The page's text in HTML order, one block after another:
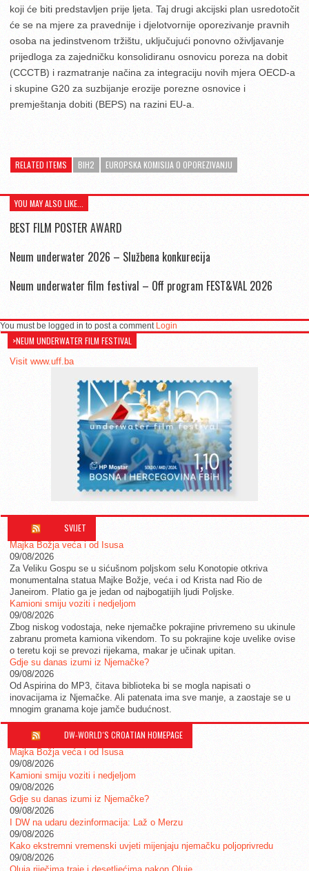
koji će biti predstavljen prije ljeta. Taj drugi akcijski plan usredotočit
će se na mjere za pravednije i djelotvornije oporezivanje pravnih
osoba na jedinstvenom tržištu, uključujući ponovno oživljavanje
prijedloga za zajedničku konsolidiranu osnovicu poreza na dobit
(CCCTB) i razmatranje načina za integraciju novih mjera OECD-a
i skupine G20 za suzbijanje erozije porezne osnovice i
premještanja dobiti (BEPS) na razini EU-a.
RELATED ITEMS BIH2 EUROPSKA KOMISIJA O OPOREZIVANJU
YOU MAY ALSO LIKE...
BEST FILM POSTER AWARD
Neum underwater 2026 – Službena konkurecija
Neum underwater film festival – Off program FEST&VAL 2026
You must be logged in to post a comment Login
>NEUM UNDERWATER FILM FESTIVAL
Visit www.uff.ba
SVIJET
Majka Božja veća i od Isusa
09/08/2026
Za Veliku Gospu se u sićušnom poljskom selu Konotopie otkriva
monumentalna statua Majke Božje, veća i od Krista nad Rio de
Janeirom. Platio ga je jedan od najbogatijih ljudi Poljske.
Kamioni smiju voziti i nedjeljom
09/08/2026
Zbog niskog vodostaja, neke njemačke pokrajine privremeno su ukinule
zabranu prometa kamiona vikendom. To su pokrajine koje uvelike ovise
o teretu koji se prevozi rijekama, makar je učinak upitan.
Gdje su danas izumi iz Njemačke?
09/08/2026
Od Aspirina do MP3, čitava biblioteka bi se mogla napisati o
inovacijama iz Njemačke. Ali patenata ima sve manje, a zaostaje se u
mnogim granama koje jamče budućnost.
DW-WORLD´S CROATIAN HOMEPAGE
Majka Božja veća i od Isusa
09/08/2026
Kamioni smiju voziti i nedjeljom
09/08/2026
Gdje su danas izumi iz Njemačke?
09/08/2026
I DW na udaru dezinformacija: Laž o Merzu
09/08/2026
Kako ekstremni vremenski uvjeti mijenjaju njemačku poljoprivredu
09/08/2026